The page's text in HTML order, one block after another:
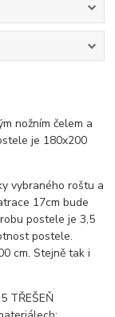
nožním čelem a
je 180x200
vybraného roštu a
17cm bude
postele je 3,5
postele.
cm. Stejně tak i
TŘEŠEŇ